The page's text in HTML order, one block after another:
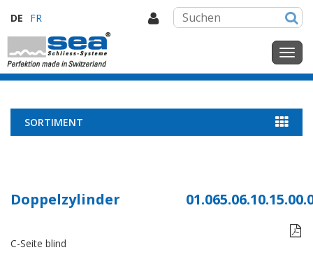
DE FR
SORTIMENT
Doppelzylinder

C-Seite blind